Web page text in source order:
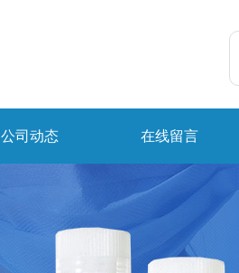
公司动态 在线留言